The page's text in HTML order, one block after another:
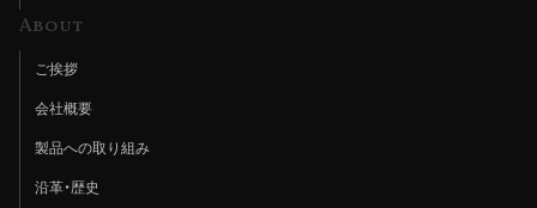
About
ご挨拶
会社概要
製品への取り組み
沿革・歴史